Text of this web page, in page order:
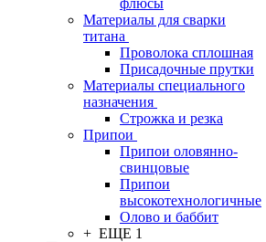
флюсы
Материалы для сварки
титана
Проволока сплошная
Присадочные прутки
Материалы специального
назначения
Строжка и резка
Припои
Припои оловянно-
свинцовые
Припои
высокотехнологичные
Олово и баббит
+ ЕЩЕ 1